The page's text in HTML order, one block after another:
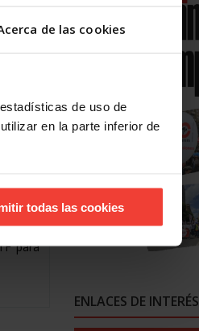
de las cookies
de uso de
en la parte inferior de
todas las cookies
el
la
quien
entre
una
y
para
ENLACES DE INTERÉS